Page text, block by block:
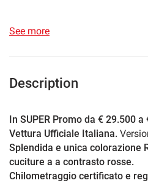
Levers at the wheel
Sports package
See more
Description
In SUPER Promo da € 29.500
Vettura Ufficiale Italiana.
Splendida e unica colorazione
cuciture a a contrasto rosse.
Chilometraggio certificato e
Marketing cookies